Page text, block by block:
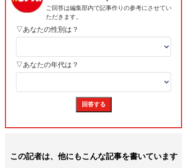
この記者は、他にもこんな記事を書いています